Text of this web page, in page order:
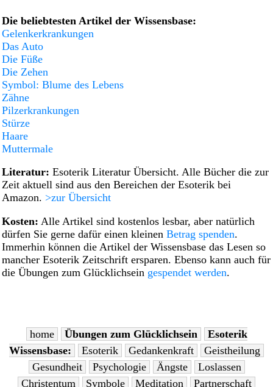
Die beliebtesten Artikel der Wissensbase:
Gelenkerkrankungen
Das Auto
Die Füße
Die Zehen
Symbol: Blume des Lebens
Zähne
Pilzerkrankungen
Stürze
Haare
Muttermale
Literatur: Esoterik Literatur Übersicht. Alle Bücher die zur
Zeit aktuell sind aus den Bereichen der Esoterik bei
Amazon. >zur Übersicht
Kosten: Alle Artikel sind kostenlos lesbar, aber natürlich
dürfen Sie gerne dafür einen kleinen Betrag spenden.
Immerhin können die Artikel der Wissens­base das Lesen so
mancher Esoterik Zeit­schrift ersparen. Ebenso kann auch für
die Übungen zum Glücklichsein gespendet werden.
home Übungen zum Glücklichsein
Esoterik
Wissensbase:
Esoterik Gedankenkraft
Geistheilung
Gesundheit
Psychologie Ängste
Loslassen
Christentum
Symbole Meditation Partnerschaft